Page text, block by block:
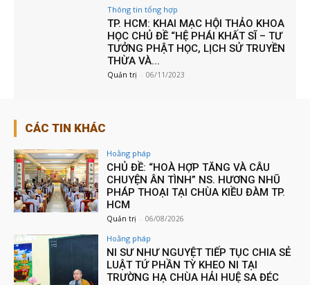
Thông tin tổng hợp
TP. HCM: KHAI MẠC HỘI THẢO KHOA
HỌC CHỦ ĐỀ “HỆ PHÁI KHẤT SĨ – TƯ
TƯỞNG PHẬT HỌC, LỊCH SỬ TRUYỀN
THỪA VÀ...
Quản trị - 06/11/2023
CÁC TIN KHÁC
Hoằng pháp
CHỦ ĐỀ: “HOÀ HỢP TĂNG VÀ CÂU
CHUYỆN ÂN TÌNH” NS. HƯƠNG NHŨ
PHÁP THOẠI TẠI CHÙA KIỀU ĐÀM TP.
HCM
Quản trị - 06/08/2026
Hoằng pháp
NI SƯ NHƯ NGUYỆT TIẾP TỤC CHIA SẺ
LUẬT TỨ PHẦN TỲ KHEO NI TẠI
TRƯỜNG HẠ CHÙA HẢI HUỆ SA ĐÉC